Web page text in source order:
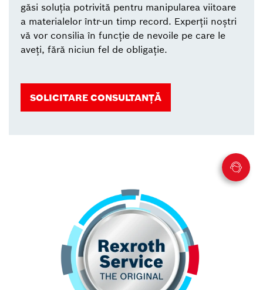
găsi soluția potrivită pentru manipularea viitoare
a materialelor într-un timp record. Experții noștri
vă vor consilia în funcție de nevoile pe care le
aveți, fără niciun fel de obligație.
SOLICITARE CONSULTANȚĂ